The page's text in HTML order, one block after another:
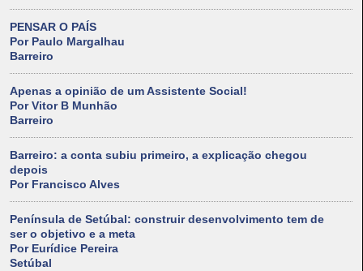
PENSAR O PAÍS
Por Paulo Margalhau
Barreiro
Apenas a opinião de um Assistente Social!
Por Vitor B Munhão
Barreiro
Barreiro: a conta subiu primeiro, a explicação chegou
depois
Por Francisco Alves
Península de Setúbal: construir desenvolvimento tem de
ser o objetivo e a meta
Por Eurídice Pereira
Setúbal